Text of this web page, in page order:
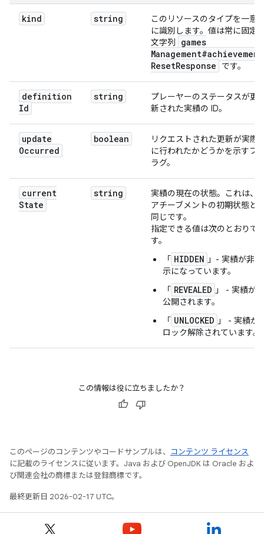
kind string
このリソースのタイプを一意
に識別します。値は常に固定
文字列
games
Management#achievement
ResetResponse です。
definition
Id
string
プレーヤーのステータスが更
新された実績の ID。
update
Occurred
boolean
リクエストされた更新が実際
に行われたかどうかを示すフ
ラグ。
current
State
string
実績の現在の状態。これは、
アチーブメントの初期状態と
同じです。
指定できる値は次のとおりで
す。
「 HIDDEN 」- 実績が非表
示になっています。
「 REVEALED 」 - 実績が
公開されます。
「 UNLOCKED 」 - 実績が
ロック解除されています。
この情報は役に立ちましたか？
このページのコンテンツやコードサンプルは、
コンテンツ ライセンス
に記載のライセンスに従います。Java および OpenJDK は Oracle およ
び関連会社の商標または登録商標です。
最終更新日 2026-02-17 UTC。